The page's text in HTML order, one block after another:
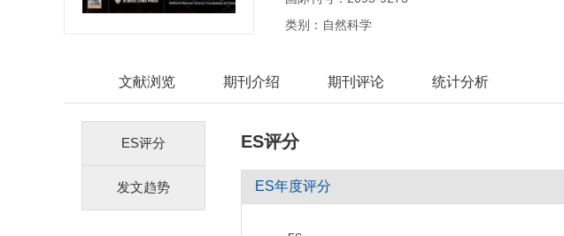
类别：自然科学
文献浏览 期刊介绍 期刊评论 统计分析
ES评分
发文趋势
ES评分
ES年度评分